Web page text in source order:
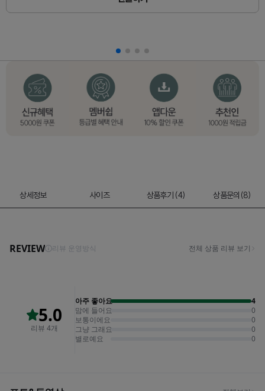
상세정보 사이즈 상품후기 (4) 상품문의(8)